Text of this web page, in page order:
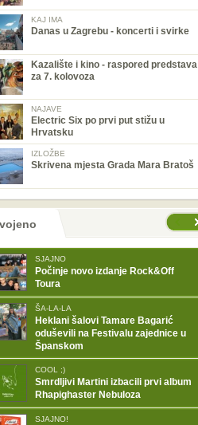
KAJ IMA
Danas u Zagrebu - koncerti i svirke
Kazalište i kino - raspored predstava
za 7. kolovoza
NAJAVE
Electric Six po prvi put stižu u
Hrvatsku
IZLOŽBE
Skrivena mjesta Grada Mara Bratoš
SJAJNO
Počinje novo izdanje Rock&Off
Toura
ŠA-LA-LA
Heklani šalovi Tamare Bagarić
oduševili na Festivalu zajednice u
Španskom
COOL ;)
Smrdljivi Martini izbacili prvi album
Rhapighaster Nebuloza
SJAJNO!